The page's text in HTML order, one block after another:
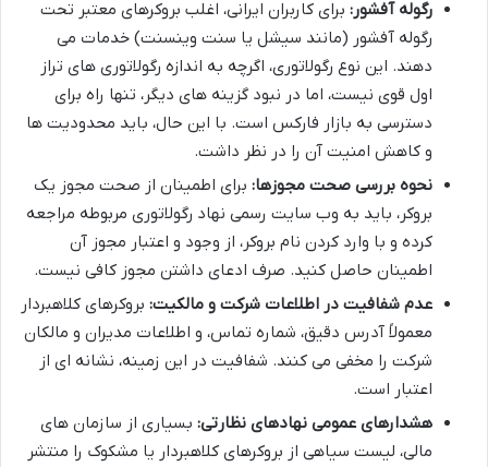
رگوله آفشور: برای کاربران ایرانی، اغلب بروکرهای معتبر تحت
رگوله آفشور (مانند سیشل یا سنت وینسنت) خدمات می
دهند. این نوع رگولاتوری، اگرچه به اندازه رگولاتوری های تراز
اول قوی نیست، اما در نبود گزینه های دیگر، تنها راه برای
دسترسی به بازار فارکس است. با این حال، باید محدودیت ها
و کاهش امنیت آن را در نظر داشت.
نحوه بررسی صحت مجوزها: برای اطمینان از صحت مجوز یک
بروکر، باید به وب سایت رسمی نهاد رگولاتوری مربوطه مراجعه
کرده و با وارد کردن نام بروکر، از وجود و اعتبار مجوز آن
اطمینان حاصل کنید. صرف ادعای داشتن مجوز کافی نیست.
عدم شفافیت در اطلاعات شرکت و مالکیت: بروکرهای کلاهبردار
معمولاً آدرس دقیق، شماره تماس، و اطلاعات مدیران و مالکان
شرکت را مخفی می کنند. شفافیت در این زمینه، نشانه ای از
اعتبار است.
هشدارهای عمومی نهادهای نظارتی: بسیاری از سازمان های
مالی، لیست سیاهی از بروکرهای کلاهبردار یا مشکوک را منتشر